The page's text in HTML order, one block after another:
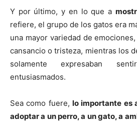
Y por último, y en lo que a
refiere, el grupo de los gatos era
una mayor variedad de
cansancio o tristeza, mientras los
solamente expresaban
entusiasmados.
Sea como fuere, lo importante es
adoptar a un perro, a un gato, a